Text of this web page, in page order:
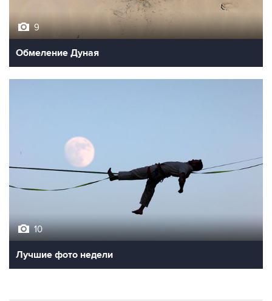
9
Обмеление Дуная
10
Лучшие фото недели